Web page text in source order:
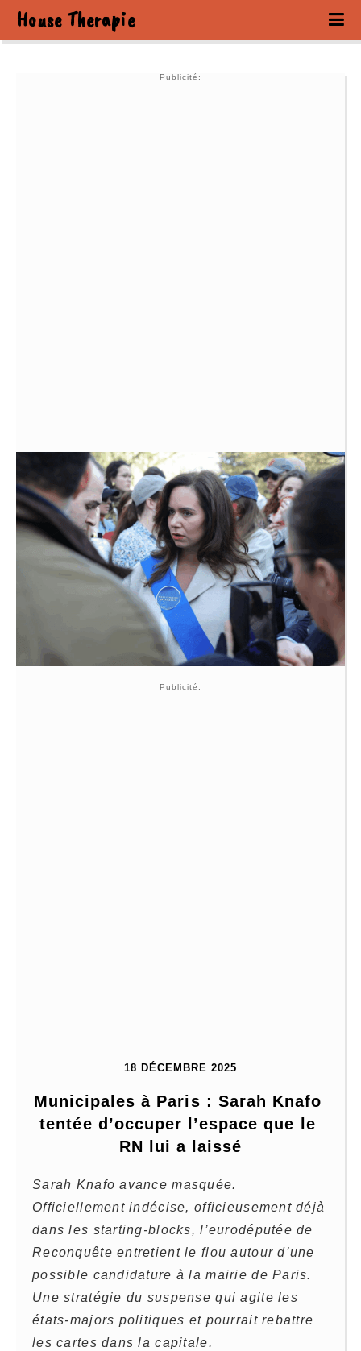
House Therapie
Publicité:
Publicité:
18 DÉCEMBRE 2025
Municipales à Paris : Sarah Knafo
tentée d’occuper l’espace que le
RN lui a laissé
Sarah Knafo avance masquée.
Officiellement indécise, officieusement déjà
dans les starting-blocks, l’eurodéputée de
Reconquête entretient le flou autour d’une
possible candidature à la mairie de Paris.
Une stratégie du suspense qui agite les
états-majors politiques et pourrait rebattre
les cartes dans la capitale.